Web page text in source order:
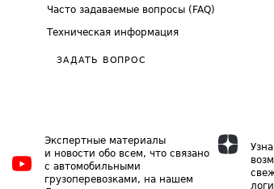
Часто задаваемые вопросы (FAQ)
Техническая информация
ЗАДАТЬ ВОПРОС
Экспертные материалы
и новости обо всем, что связано
с автомобильными
грузоперевозками, на нашем